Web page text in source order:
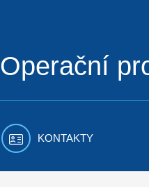
Operační
KONTAKTY